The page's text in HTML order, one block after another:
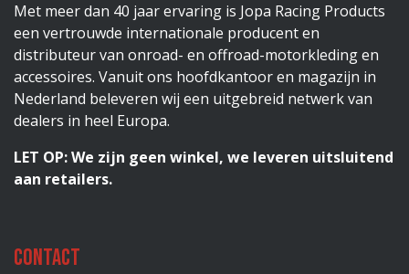
Met meer dan 40 jaar ervaring is Jopa Racing Products
een vertrouwde internationale producent en
distributeur van onroad- en offroad-motorkleding en
accessoires. Vanuit ons hoofdkantoor en magazijn in
Nederland beleveren wij een uitgebreid netwerk van
dealers in heel Europa.
LET OP: We zijn geen winkel, we leveren uitsluitend
aan retailers.
Contact